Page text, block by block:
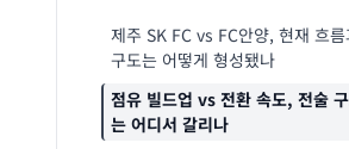
제주 SK FC vs FC안양, 현재 흐름
구도는 어떻게 형성됐나
점유 빌드업 vs 전환 속도, 전술
는 어디서 갈리나